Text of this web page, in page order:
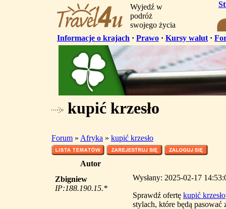
Wyjedź w
podróż
swojego życia
Informacje o krajach · Prawo · Kursy walut ·
kupić krzesło
Forum » Afryka » kupić krzesło
Autor
Zbigniew
IP:188.190.15.*
Wysłany: 2025-02-17
Sprawdź ofertę kupić krzesło
stylach, które będą